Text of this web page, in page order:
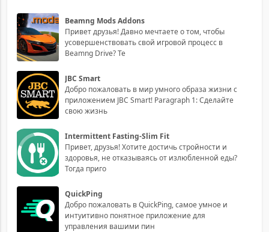
Beamng Mods Addons
Привет друзья! Давно мечтаете о том, чтобы
усовершенствовать свой игровой процесс в
Beamng Drive? Те
JBC Smart
Добро пожаловать в мир умного образа жизни с
приложением JBC Smart! Paragraph 1: Сделайте
свою жизнь
Intermittent Fasting-Slim Fit
Привет, друзья! Хотите достичь стройности и
здоровья, не отказываясь от излюбленной еды?
Тогда приго
QuickPing
Добро пожаловать в QuickPing, самое умное и
интуитивно понятное приложение для
управления вашими пин